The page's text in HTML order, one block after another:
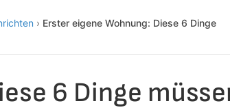
› Erster eigene Wohnung: Diese 6 Dinge
6 Dinge